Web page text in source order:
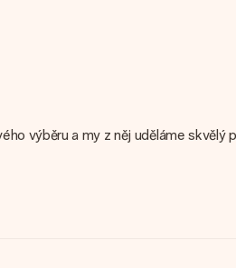
výběru a my z něj uděláme skvělý